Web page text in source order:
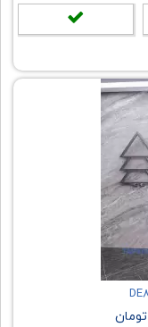
تومان